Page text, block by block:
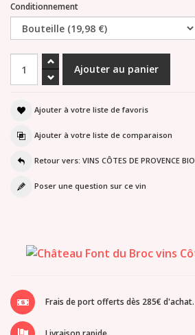
Conditionnement
Ajouter à votre liste de favoris
Ajouter à votre liste de comparaison
Retour vers: VINS CÔTES DE PROVENCE BIO
Poser une question sur ce vin
Frais de port offerts dès 285€ d'achat.